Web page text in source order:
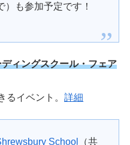
も参加予定です！
ィングスクール・フェア
るイベント。詳細
School
（共